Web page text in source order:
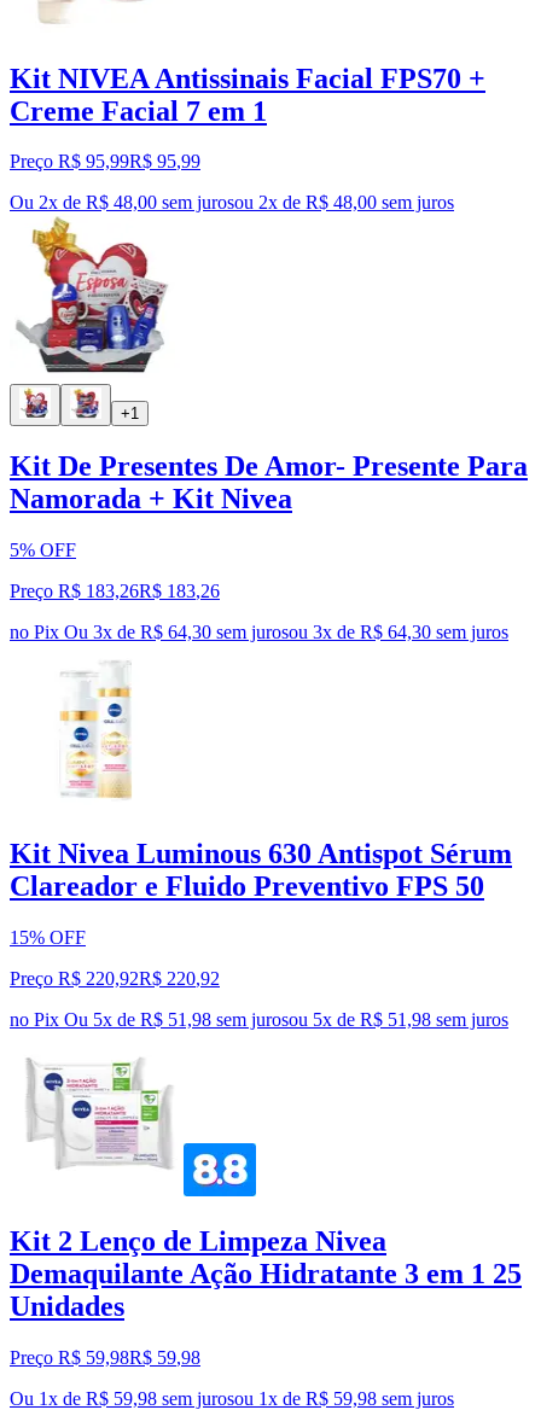
Kit NIVEA Antissinais Facial FPS70 +
Creme Facial 7 em 1
Preço R$ 95,99R$ 95,99
Ou 2x de R$ 48,00 sem jurosou 2x de R$ 48,00 sem juros
+1
Kit De Presentes De Amor- Presente Para
Namorada + Kit Nivea
5% OFF
Preço R$ 183,26R$ 183,26
no Pix Ou 3x de R$ 64,30 sem jurosou 3x de R$ 64,30 sem juros
Kit Nivea Luminous 630 Antispot Sérum
Clareador e Fluido Preventivo FPS 50
15% OFF
Preço R$ 220,92R$ 220,92
no Pix Ou 5x de R$ 51,98 sem jurosou 5x de R$ 51,98 sem juros
Kit 2 Lenço de Limpeza Nivea
Demaquilante Ação Hidratante 3 em 1 25
Unidades
Preço R$ 59,98R$ 59,98
Ou 1x de R$ 59,98 sem jurosou 1x de R$ 59,98 sem juros